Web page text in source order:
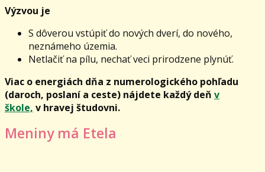
Výzvou je
S dôverou vstúpiť do nových dverí, do nového,
neznámeho územia.
Netlačiť na pílu, nechať veci prirodzene plynúť.
Viac o energiách dňa z numerologického pohľadu
(daroch, poslaní a ceste) nájdete každý deň v
škole, v hravej študovni.
Meniny má Etela